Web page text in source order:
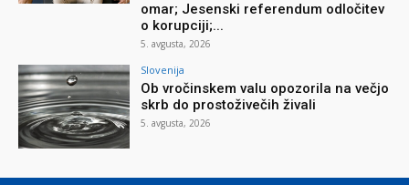
omar; Jesenski referendum odločitev
o korupciji;...
5. avgusta, 2026
Slovenija
Ob vročinskem valu opozorila na večjo
skrb do prostoživečih živali
5. avgusta, 2026